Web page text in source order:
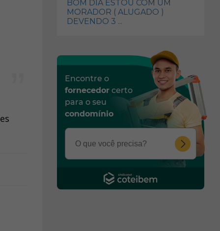
BOM DIA ESTOU COM UM
MORADOR ( ALUGADO )
DEVENDO 3 ...
Encontre o
fornecedor certo
para o seu
condomínio